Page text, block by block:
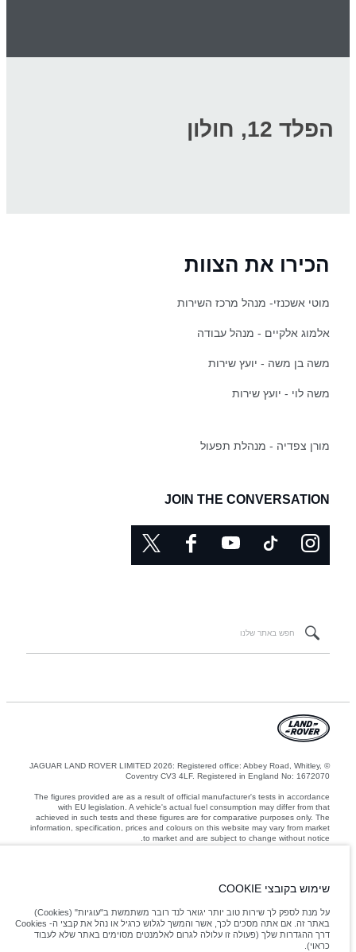
הפלד 12, חולון
הכירו את הצוות
מוטי אשכנזי- מנהל מרכז השירות
אלמוג אלקיים - מנהל עבודה
משה בן משה - יועץ שירות
משה לוי - יועץ שירות
מורן צפדיה - מנהלת תפעול
JOIN THE CONVERSATION
© JAGUAR LAND ROVER LIMITED 2026: Registered office: Abbey Road, Whitley,
Coventry CV3 4LF. Registered in England No: 1672070
The figures provided are as a result of official manufacturer's tests in accordance
with EU legislation. A vehicle's actual fuel consumption may differ from that
achieved in such tests and these figures are for comparative purposes only. The
information, specification, prices and colours on this website may vary from market
to market and are subject to change without notice.
Jaguar Land Rover Limited is constantly seeking ways to improve the specification,
design and production of its vehicles, parts and accessories and alterations take
place continually, and we reserve the right to change without notice. Some
features may vary between optional and standard for different model years. The
שימוש בקובצי COOKIE
על מנת לספק לך שירות טוב יותר יגואר לנד רובר משתמשת ב"עוגיות" (Cookies)
באתר זה. אם אתה מסכים לכך, אשר והמשך לגלוש כרגיל או נהל את קבצי ה- Cookies
דרך ההגדרות שלך (פעולה זו עלולה לגרום לאלמנטים מסוימים באתר שלא לעבוד
כראוי).